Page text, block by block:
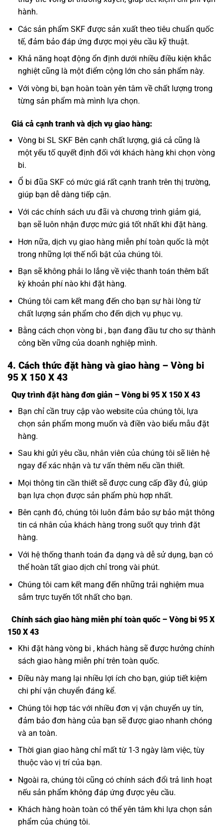
hành.
Các sản phẩm SKF được sản xuất theo tiêu chuẩn quốc
tế, đảm bảo đáp ứng được mọi yêu cầu kỹ thuật.
Khả năng hoạt động ổn định dưới nhiều điều kiện khắc
nghiệt cũng là một điểm cộng lớn cho sản phẩm này.
Với vòng bi, bạn hoàn toàn yên tâm về chất lượng trong
từng sản phẩm mà mình lựa chọn.
Giá cả cạnh tranh và dịch vụ giao hàng:
Vòng bi SL SKF Bên cạnh chất lượng, giá cả cũng là
một yếu tố quyết định đối với khách hàng khi chọn vòng
bi.
Ổ bi đũa SKF có mức giá rất cạnh tranh trên thị trường,
giúp bạn dễ dàng tiếp cận.
Với các chính sách ưu đãi và chương trình giảm giá,
bạn sẽ luôn nhận được mức giá tốt nhất khi đặt hàng.
Hơn nữa, dịch vụ giao hàng miễn phí toàn quốc là một
trong những lợi thế nổi bật của chúng tôi.
Bạn sẽ không phải lo lắng về việc thanh toán thêm bất
kỳ khoản phí nào khi đặt hàng.
Chúng tôi cam kết mang đến cho bạn sự hài lòng từ
chất lượng sản phẩm cho đến dịch vụ phục vụ.
Bằng cách chọn vòng bi , bạn đang đầu tư cho sự thành
công bền vững của doanh nghiệp mình.
4. Cách thức đặt hàng và giao hàng – Vòng bi
95 X 150 X 43
Quy trình đặt hàng đơn giản – Vòng bi 95 X 150 X 43
Bạn chỉ cần truy cập vào website của chúng tôi, lựa
chọn sản phẩm mong muốn và điền vào biểu mẫu đặt
hàng.
Sau khi gửi yêu cầu, nhân viên của chúng tôi sẽ liên hệ
ngay để xác nhận và tư vấn thêm nếu cần thiết.
Mọi thông tin cần thiết sẽ được cung cấp đầy đủ, giúp
bạn lựa chọn được sản phẩm phù hợp nhất.
Bên cạnh đó, chúng tôi luôn đảm bảo sự bảo mật thông
tin cá nhân của khách hàng trong suốt quy trình đặt
hàng.
Với hệ thống thanh toán đa dạng và dễ sử dụng, bạn có
thể hoàn tất giao dịch chỉ trong vài phút.
Chúng tôi cam kết mang đến những trải nghiệm mua
sắm trực tuyến tốt nhất cho bạn.
Chính sách giao hàng miễn phí toàn quốc – Vòng bi 95 X
150 X 43
Khi đặt hàng vòng bi , khách hàng sẽ được hưởng chính
sách giao hàng miễn phí trên toàn quốc.
Điều này mang lại nhiều lợi ích cho bạn, giúp tiết kiệm
chi phí vận chuyển đáng kể.
Chúng tôi hợp tác với nhiều đơn vị vận chuyển uy tín,
đảm bảo đơn hàng của bạn sẽ được giao nhanh chóng
và an toàn.
Thời gian giao hàng chỉ mất từ 1-3 ngày làm việc, tùy
thuộc vào vị trí của bạn.
Ngoài ra, chúng tôi cũng có chính sách đổi trả linh hoạt
nếu sản phẩm không đáp ứng được yêu cầu.
Khách hàng hoàn toàn có thể yên tâm khi lựa chọn sản
phẩm của chúng tôi.